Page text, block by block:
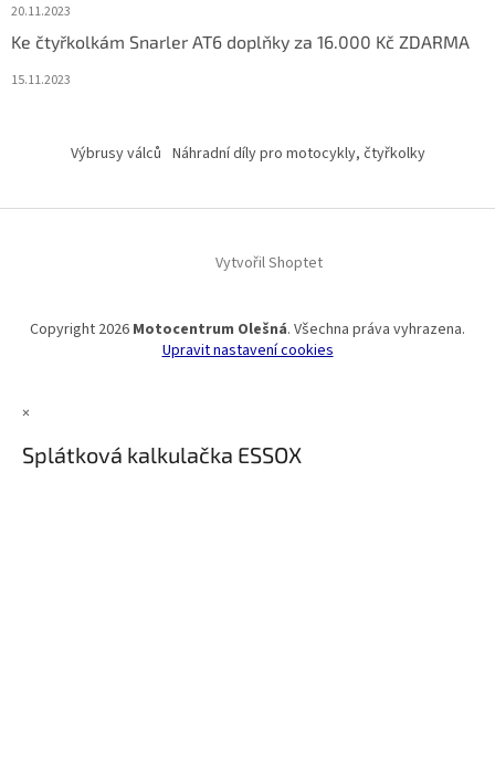
20.11.2023
Ke čtyřkolkám Snarler AT6 doplňky za 16.000 Kč ZDARMA
15.11.2023
Výbrusy válců Náhradní díly pro motocykly, čtyřkolky
Vytvořil Shoptet
Copyright 2026 Motocentrum Olešná. Všechna práva vyhrazena.
Upravit nastavení cookies
×
Splátková kalkulačka ESSOX